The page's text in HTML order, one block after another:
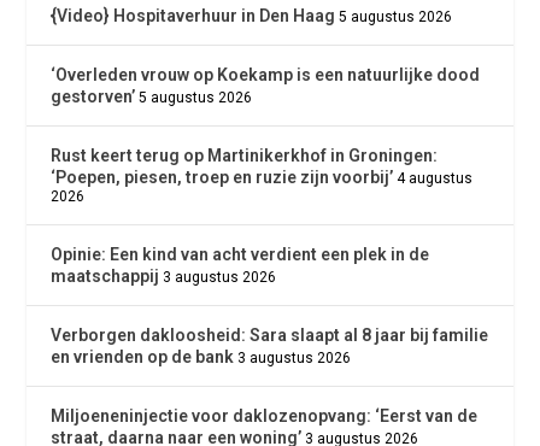
{Video} Hospitaverhuur in Den Haag 5 augustus 2026
‘Overleden vrouw op Koekamp is een natuurlijke dood
gestorven’ 5 augustus 2026
Rust keert terug op Martinikerkhof in Groningen:
‘Poepen, piesen, troep en ruzie zijn voorbij’ 4 augustus
2026
Opinie: Een kind van acht verdient een plek in de
maatschappij 3 augustus 2026
Verborgen dakloosheid: Sara slaapt al 8 jaar bij familie
en vrienden op de bank 3 augustus 2026
Miljoeneninjectie voor daklozenopvang: ‘Eerst van de
straat, daarna naar een woning’ 3 augustus 2026